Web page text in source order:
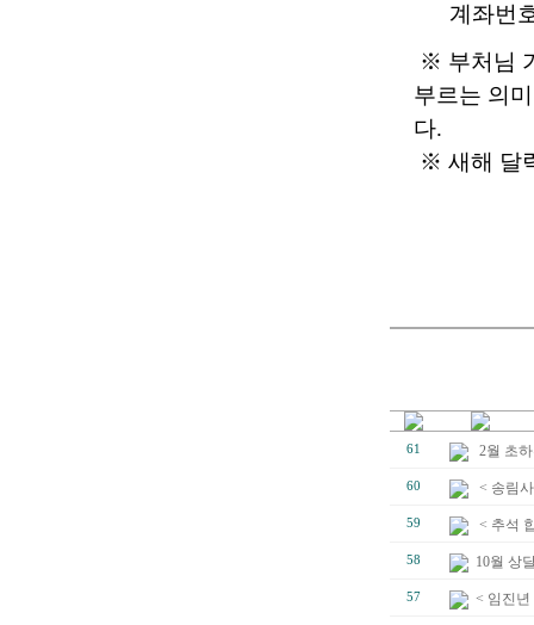
계좌번호
※ 부처님
부르는 의
다.
※ 새해 달
61 2월 초
60 < 송림
59 < 추석
58 10월 상
57 < 임진년